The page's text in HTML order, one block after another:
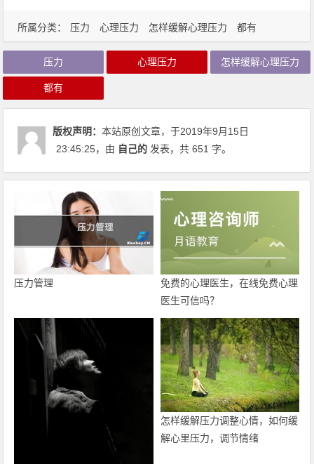
所属分类： 压力 心理压力 怎样缓解心理压力 都有
压力 心理压力 怎样缓解心理压力
都有
版权声明：本站原创文章，于2019年9月15日
23:45:25，由 自己的 发表，共 651 字。
压力管理
免费的心理医生，在线免费心理
医生可信吗？
怎样缓解压力调整心情，如何缓
解心里压力，调节情绪